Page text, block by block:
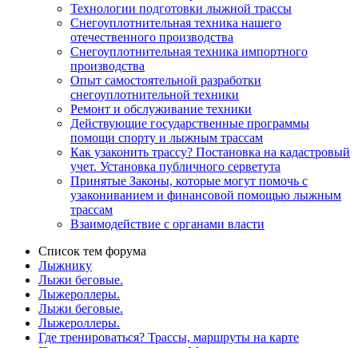
Технологии подготовки лыжной трассы
Снегоуплотнительная техника нашего
отечественного производства
Снегоуплотнительная техника импортного
производства
Опыт самостоятельной разработки
снегоуплотнительной техники
Ремонт и обслуживание техники
Действующие государственные программы
помощи спорту и лыжным трассам
Как узаконить трассу? Постановка на кадастровый
учет. Установка публичного серветута
Принятые Законы, которые могут помочь с
узакониванием и финансовой помощью лыжным
трассам
Взаимодействие с органами власти
Список тем форума
Лыжнику
Лыжи беговые.
Лыжероллеры.
Лыжи беговые.
Лыжероллеры.
Где тренироваться? Трассы, маршруты на карте